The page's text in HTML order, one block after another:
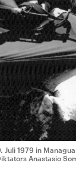
Juli 1979 in
Anastasio